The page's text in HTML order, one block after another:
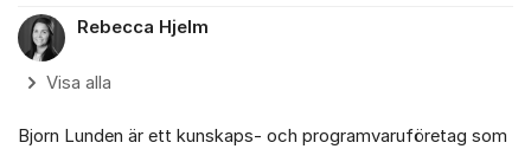
Rebecca Hjelm
Visa alla
Bjorn Lunden är ett kunskaps- och programvaruföretag som